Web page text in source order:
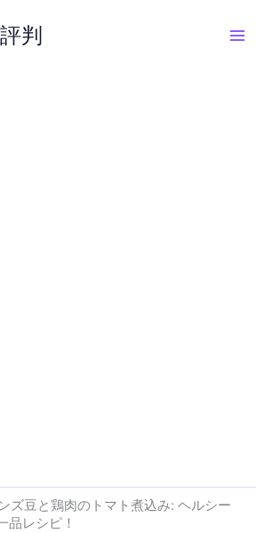
判
ズ豆と鶏肉のトマト煮込み: ヘルシー
品レシピ！